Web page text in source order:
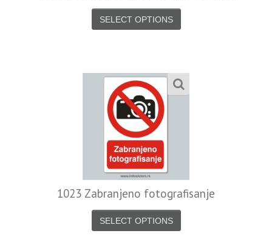
SELECT OPTIONS
1023 Zabranjeno fotografisanje
SELECT OPTIONS